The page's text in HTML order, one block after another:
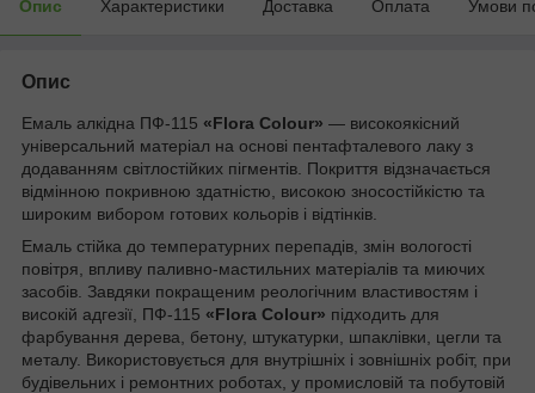
Опис Характеристики Доставка Оплата Умови
Опис
Емаль алкідна ПФ-115 «Flora Colour» — високоякісний
універсальний матеріал на основі пентафталевого лаку з
додаванням світлостійких пігментів. Покриття відзначається
відмінною покривною здатністю, високою зносостійкістю та
широким вибором готових кольорів і відтінків.
Емаль стійка до температурних перепадів, змін вологості
повітря, впливу паливно-мастильних матеріалів та миючих
засобів. Завдяки покращеним реологічним властивостям і
високій адгезії, ПФ-115 «Flora Colour» підходить для
фарбування дерева, бетону, штукатурки, шпаклівки, цегли та
металу. Використовується для внутрішніх і зовнішніх робіт, при
будівельних і ремонтних роботах, у промисловій та побутовій